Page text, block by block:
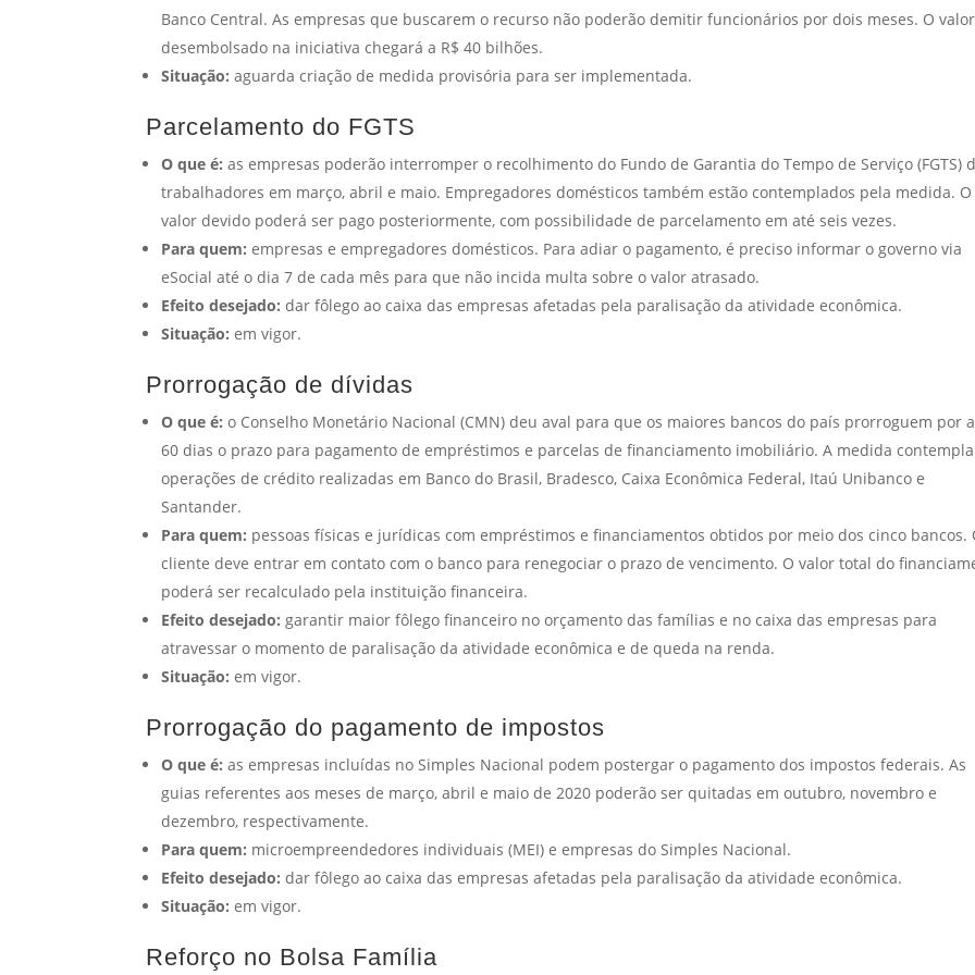
Banco Central. As empresas que buscarem o recurso não poderão demitir funcionários por dois meses. O valor
desembolsado na iniciativa chegará a R$ 40 bilhões.
Situação: aguarda criação de medida provisória para ser implementada.
Parcelamento do FGTS
O que é: as empresas poderão interromper o recolhimento do Fundo de Garantia do Tempo de Serviço (FGTS)
trabalhadores em março, abril e maio. Empregadores domésticos também estão contemplados pela medida. O
valor devido poderá ser pago posteriormente, com possibilidade de parcelamento em até seis vezes.
Para quem: empresas e empregadores domésticos. Para adiar o pagamento, é preciso informar o governo via
eSocial até o dia 7 de cada mês para que não incida multa sobre o valor atrasado.
Efeito desejado:dar fôlego ao caixa das empresas afetadas pela paralisação da atividade econômica.
Situação: em vigor.
Prorrogação de dívidas
O que é: o Conselho Monetário Nacional (CMN) deu aval para que os maiores bancos do país prorroguem por
60 dias o prazo para pagamento de empréstimos e parcelas de financiamento imobiliário. A medida contempla
operações de crédito realizadas em Banco do Brasil, Bradesco, Caixa Econômica Federal, Itaú Unibanco e
Santander.
Para quem: pessoas físicas e jurídicas com empréstimos e financiamentos obtidos por meio dos cinco bancos.
cliente deve entrar em contato com o banco para renegociar o prazo de vencimento. O valor total do
poderá ser recalculado pela instituição financeira.
Efeito desejado: garantir maior fôlego financeiro no orçamento das famílias e no caixa das empresas para
atravessar o momento de paralisação da atividade econômica e de queda na renda.
Situação: em vigor.
Prorrogação do pagamento de impostos
O que é: as empresas incluídas no Simples Nacional podem postergar o pagamento dos impostos federais. As
guias referentes aos meses de março, abril e maio de 2020 poderão ser quitadas em outubro, novembro e
dezembro, respectivamente.
Para quem: microempreendedores individuais (MEI) e empresas do Simples Nacional.
Efeito desejado: dar fôlego ao caixa das empresas afetadas pela paralisação da atividade econômica.
Situação: em vigor.
Reforço no Bolsa Família